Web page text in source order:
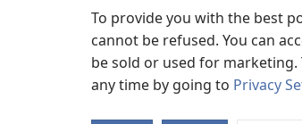
To provide you with the best
cannot be refused. You can
be sold or used for
any time by going to Privacy